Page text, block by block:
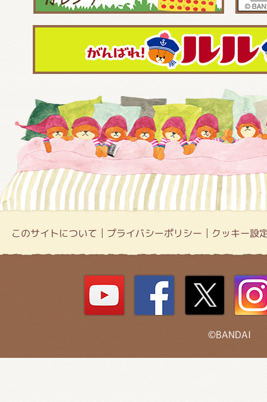
このサイトについて プライバシーポリシー クッキー設
©BANDAI